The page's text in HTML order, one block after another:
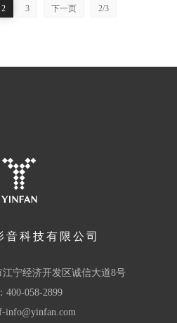
2 3 下一页 2/3
音科技有限公司
宁经济开发区诚信大道8号
400-058-2899
info@yinfan.com